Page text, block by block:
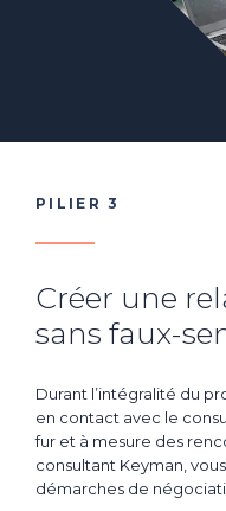
PILIER 3
Créer une
sans faux-
Durant l’intégralité du
en contact avec le
fur et à mesure des
consultant Keyman,
démarches de